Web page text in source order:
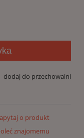
dodaj do przechowalni
o produkt
znajomemu